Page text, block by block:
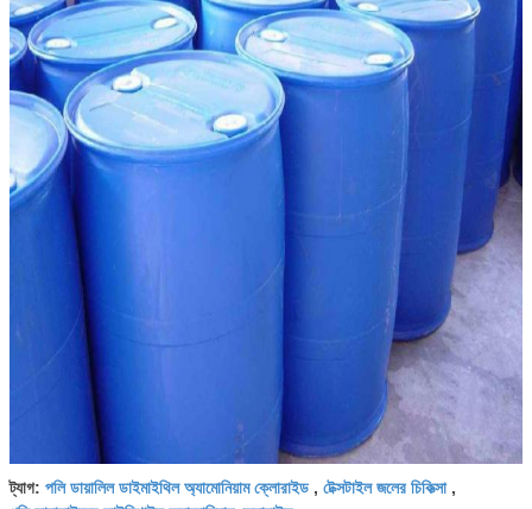
ট্যাগ: পলি ডায়ালিল ডাইমাইথিল অ্যামোনিয়াম ক্লোরাইড , টেক্সটাইল জলের চিকিত্সা,